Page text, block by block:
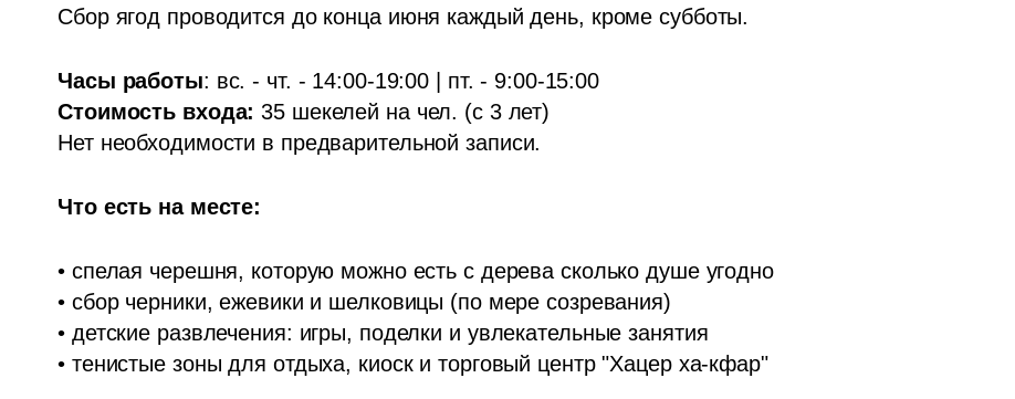
Сбор ягод проводится до конца июня каждый день, кроме субботы.
Часы работы
Стоимость входа: 35 шекелей на чел. (с 3 лет)
Нет необходимости в предварительной записи.
Что есть на месте:
• спелая черешня, которую можно есть с дерева сколько душе угодно
• сбор черники, ежевики и шелковицы (по мере созревания)
• детские развлечения: игры, поделки и увлекательные занятия
• тенистые зоны для отдыха, киоск и торговый центр "Хацер ха-кфар"